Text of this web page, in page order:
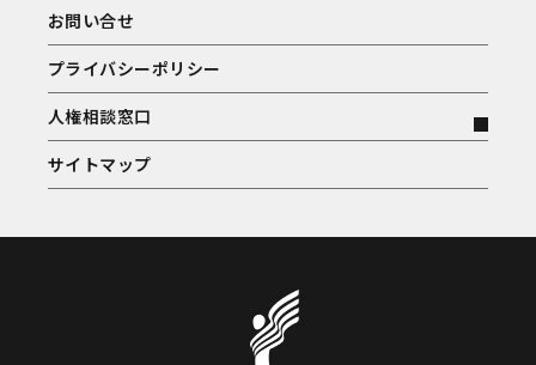
お問い合せ
プライバシーポリシー
人権相談窓口
サイトマップ